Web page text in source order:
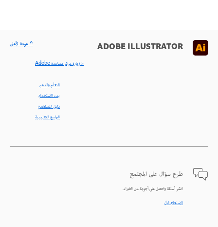
ADOBE ILLUSTRATOR
< زيارة مركز مساعدة Adobe
التعلّم والدعم
بدء الاستخدام
دليل المستخدم
البرامج التعليمية
طرح سؤال على المجتمع
انشر أسئلة واحصل على أجوبة من الخبراء.
الاستعلام الآن
^ عودة لأعلى